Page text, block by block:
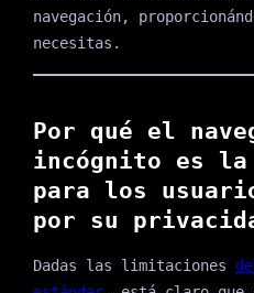
navegación,
necesitas.
Por qué el
incógnito es la
para los
por su
Dadas las limitaciones